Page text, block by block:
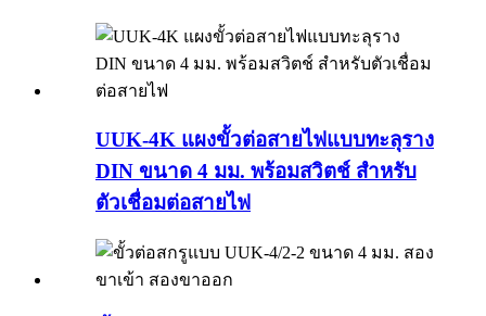
UUK-4K แผงขั้วต่อสายไฟแบบทะลุราง
DIN ขนาด 4 มม. พร้อมสวิตช์ สำหรับ
ตัวเชื่อมต่อสายไฟ